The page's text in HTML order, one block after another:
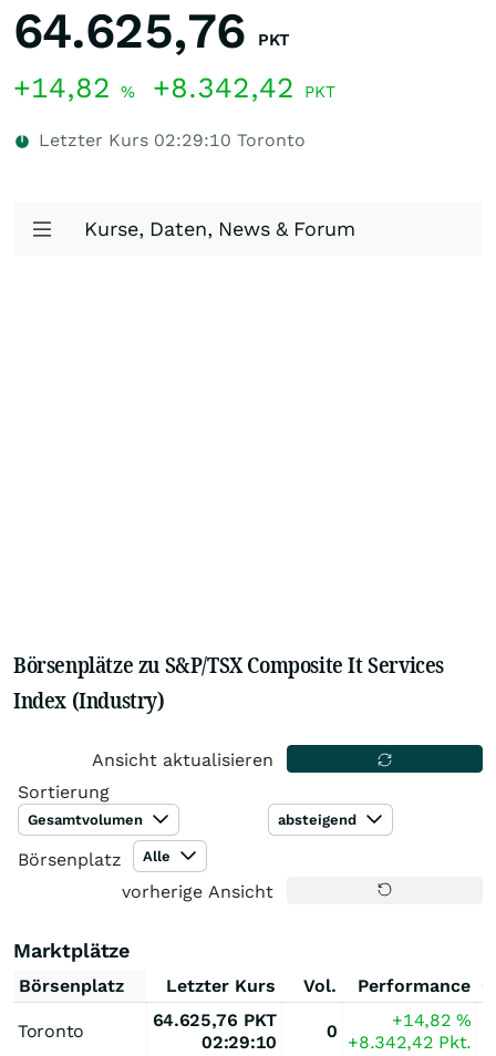
64.625,76 PKT
+14,82 % +8.342,42 PKT
Letzter Kurs 02:29:10 Toronto
Kurse, Daten, News & Forum
Börsenplätze zu S&P/TSX Composite It Services
Index (Industry)
Ansicht aktualisieren
Sortierung
Gesamtvolumen absteigend
Börsenplatz Alle
vorherige Ansicht
Marktplätze
Börsenplatz Letzter Kurs Vol. Performance
Toronto
64.625,76 PKT
02:29:10
0
+14,82%
+8.342,42 Pkt.